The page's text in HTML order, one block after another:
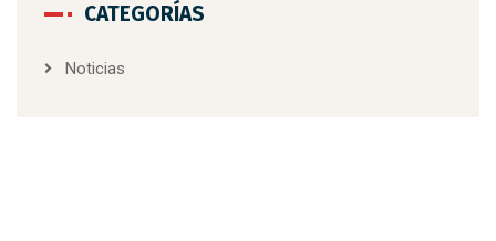
CATEGORÍAS
Noticias